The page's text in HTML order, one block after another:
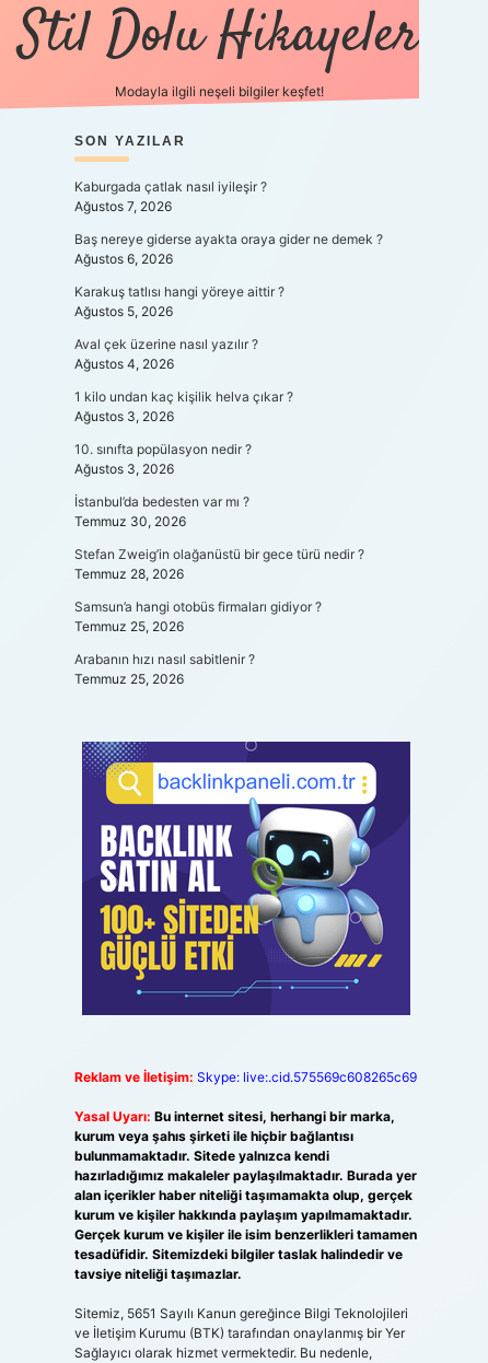
Stil Dolu Hikayeler
Modayla ilgili neşeli bilgiler keşfet!
SIDEBAR
SON YAZILAR
Kaburgada çatlak nasıl iyileşir ?
Ağustos 7, 2026
Baş nereye giderse ayakta oraya gider ne demek ?
Ağustos 6, 2026
Karakuş tatlısı hangi yöreye aittir ?
Ağustos 5, 2026
Aval çek üzerine nasıl yazılır ?
Ağustos 4, 2026
1 kilo undan kaç kişilik helva çıkar ?
Ağustos 3, 2026
10. sınıfta popülasyon nedir ?
Ağustos 3, 2026
İstanbul’da bedesten var mı ?
Temmuz 30, 2026
Stefan Zweig’in olağanüstü bir gece türü nedir ?
Temmuz 28, 2026
Samsun’a hangi otobüs firmaları gidiyor ?
Temmuz 25, 2026
Arabanın hızı nasıl sabitlenir ?
Temmuz 25, 2026
Reklam ve İletişim: Skype: live:.cid.575569c608265c69
Yasal Uyarı: Bu internet sitesi, herhangi bir marka,
kurum veya şahıs şirketi ile hiçbir bağlantısı
bulunmamaktadır. Sitede yalnızca kendi
hazırladığımız makaleler paylaşılmaktadır. Burada yer
alan içerikler haber niteliği taşımamakta olup, gerçek
kurum ve kişiler hakkında paylaşım yapılmamaktadır.
Gerçek kurum ve kişiler ile isim benzerlikleri tamamen
tesadüfidir. Sitemizdeki bilgiler taslak halindedir ve
tavsiye niteliği taşımazlar.
Sitemiz, 5651 Sayılı Kanun gereğince Bilgi Teknolojileri
ve İletişim Kurumu (BTK) tarafından onaylanmış bir Yer
Sağlayıcı olarak hizmet vermektedir. Bu nedenle,